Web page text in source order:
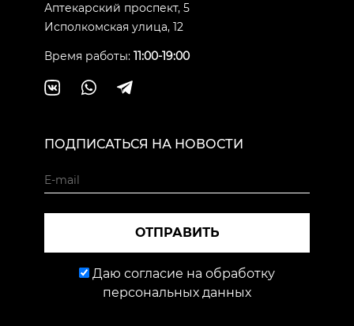
Аптекарский проспект, 5
Исполкомская улица, 12
Время работы: 11:00-19:00
ПОДПИСАТЬСЯ НА НОВОСТИ
ОТПРАВИТЬ
Даю согласие на обработку
персональных данных